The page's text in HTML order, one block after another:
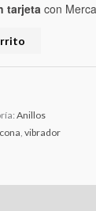
tarjeta con
Anillos
vibrador